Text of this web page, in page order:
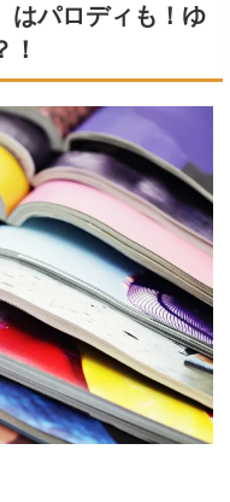
はパロディも！ゆ